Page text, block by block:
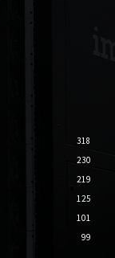
318
230
219
125
101
99